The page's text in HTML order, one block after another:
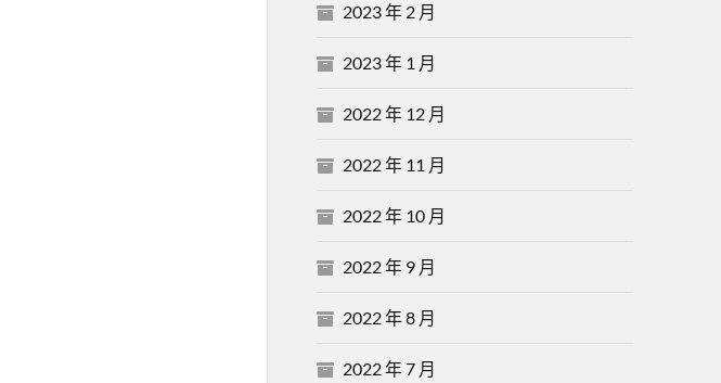
2023 年 2 月
2023 年 1 月
2022 年 12 月
2022 年 11 月
2022 年 10 月
2022 年 9 月
2022 年 8 月
2022 年 7 月